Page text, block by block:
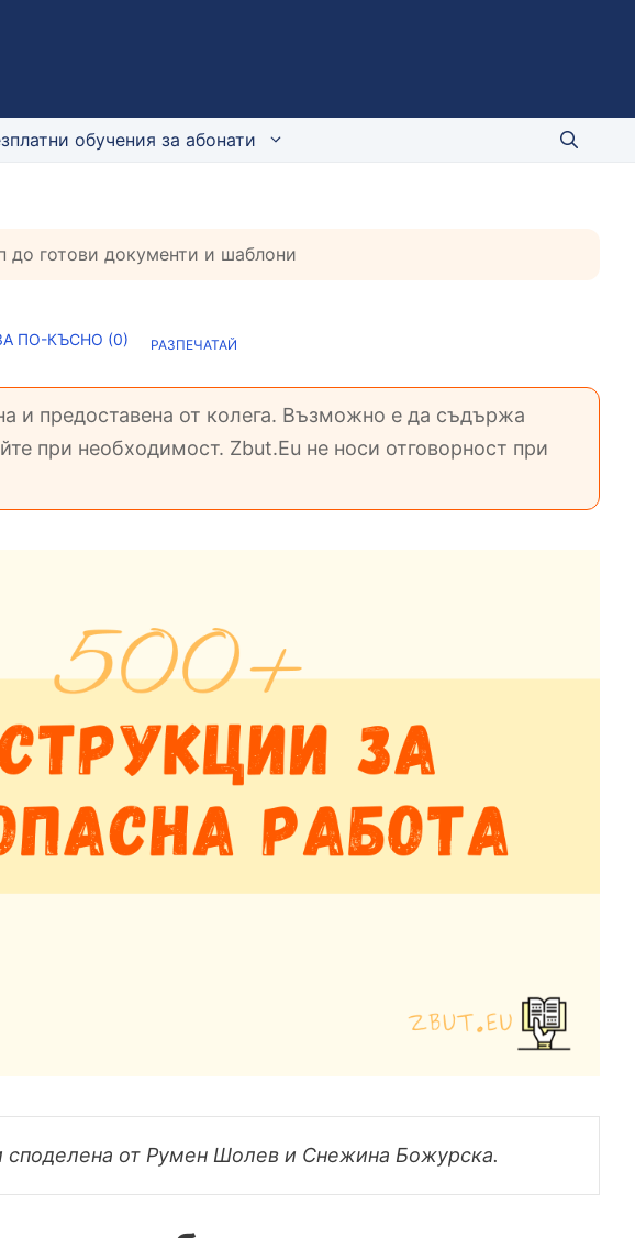
обучения за абонати
до готови документи и шаблони
ПО-КЪСНО (0) РАЗПЕЧАТАЙ
и предоставена от колега. Възможно е да съдържа
при необходимост. Zbut.Eu не носи отговорност при
споделена от Румен Шолев и Снежина Божурска.